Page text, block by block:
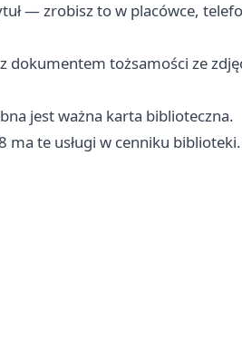
— zrobisz to w placówce,
dokumentem tożsamości ze
jest ważna karta biblioteczna.
ma te usługi w cenniku biblioteki.